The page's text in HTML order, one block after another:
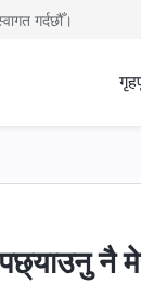
गर्दछौँ।
नै